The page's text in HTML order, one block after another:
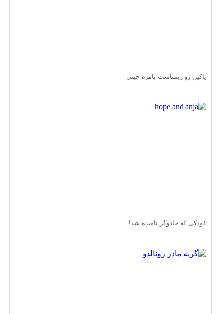
یاکین ژو ژیمناست بامزه چینی
کودکی که جادوگر نامیده شد!